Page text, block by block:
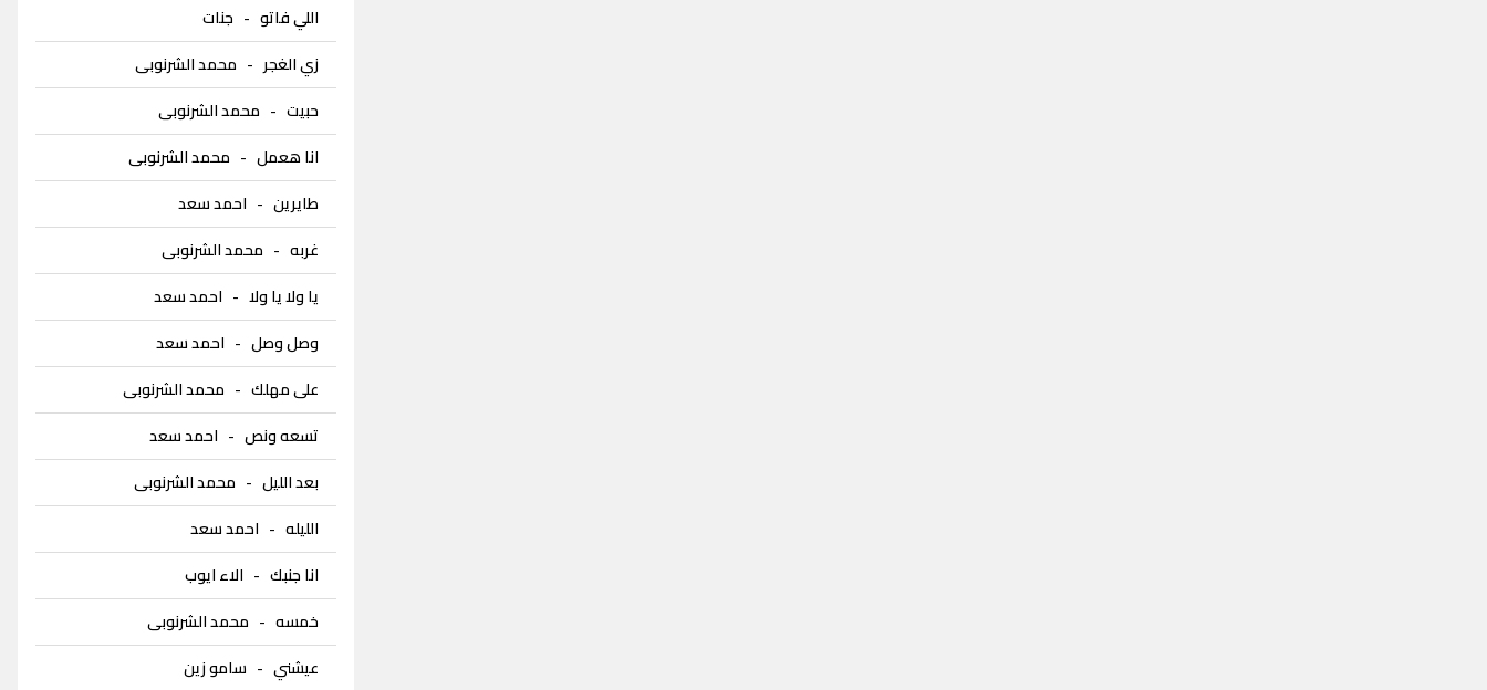
اللي فاتو- جنات
زي الغجر - محمد الشرنوبى
حبيت- محمد الشرنوبى
انا هعمل- محمد الشرنوبى
طايرين- احمد سعد
غربه- محمد الشرنوبى
يا ولا يا ولا- احمد سعد
وصل وصل- احمد سعد
على مهلك- محمد الشرنوبى
تسعه ونص- احمد سعد
بعد الليل- محمد الشرنوبى
الليله- احمد سعد
انا جنبك- الاء ايوب
خمسه- محمد الشرنوبى
عيشني- سامو زين